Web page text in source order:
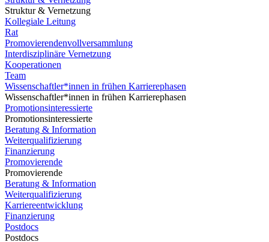
Struktur & Vernetzung
Kollegiale Leitung
Rat
Promovierendenvollversammlung
Interdisziplinäre Vernetzung
Kooperationen
Team
Wissenschaftler*innen in frühen Karrierephasen
Wissenschaftler*innen in frühen Karrierephasen
Promotionsinteressierte
Promotionsinteressierte
Beratung & Information
Weiterqualifizierung
Finanzierung
Promovierende
Promovierende
Beratung & Information
Weiterqualifizierung
Karriereentwicklung
Finanzierung
Postdocs
Postdocs